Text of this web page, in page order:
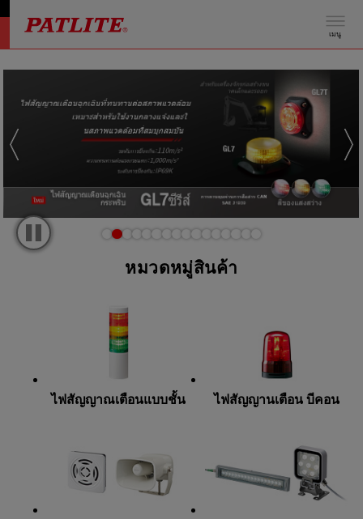
เมนู
หมวดหมู่สินค้า
ไฟสัญญาณเตือนแบบชั้น ไฟสัญญานเตือน บีคอน